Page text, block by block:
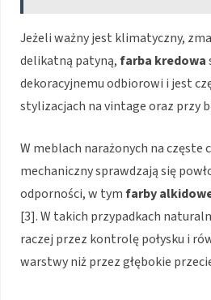
Jeżeli ważny jest klimatyczny,
delikatną patyną,farba kredowa
dekoracyjnemu odbiorowi i jest
stylizacjach na vintage oraz przy
W meblach narażonych na częste
mechaniczny sprawdzają się
odporności, w tymfarby
[3]. W takich przypadkach
raczej przez kontrolę połysku i
warstwy niż przez głębokie